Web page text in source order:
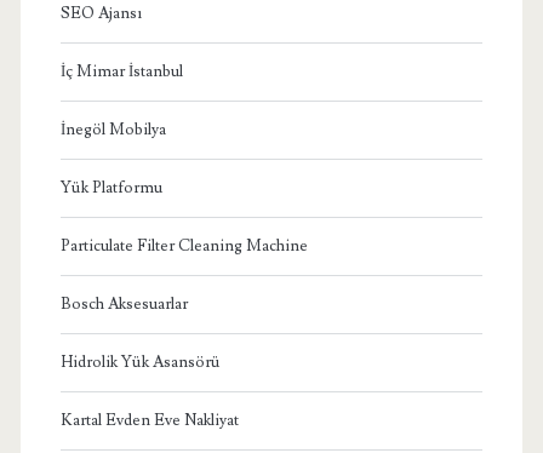
SEO Ajansı
İç Mimar İstanbul
İnegöl Mobilya
Yük Platformu
Particulate Filter Cleaning Machine
Bosch Aksesuarlar
Hidrolik Yük Asansörü
Kartal Evden Eve Nakliyat